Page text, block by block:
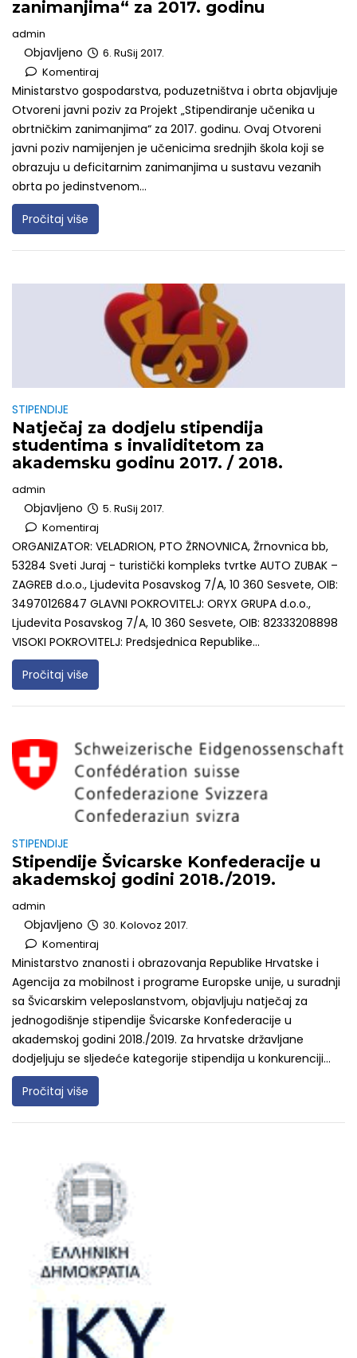
zanimanjima“ za 2017. godinu
admin
Objavljeno
6. RuSij 2017.
Komentiraj
Ministarstvo gospodarstva, poduzetništva i obrta objavljuje
Otvoreni javni poziv za Projekt „Stipendiranje učenika u
obrtničkim zanimanjima“ za 2017. godinu. Ovaj Otvoreni
javni poziv namijenjen je učenicima srednjih škola koji se
obrazuju u deficitarnim zanimanjima u sustavu vezanih
obrta po jedinstvenom...
Pročitaj više
STIPENDIJE
Natječaj za dodjelu stipendija
studentima s invaliditetom za
akademsku godinu 2017. / 2018.
admin
Objavljeno
5. RuSij 2017.
Komentiraj
ORGANIZATOR: VELADRION, PTO ŽRNOVNICA, Žrnovnica bb,
53284 Sveti Juraj - turistički kompleks tvrtke AUTO ZUBAK –
ZAGREB d.o.o., Ljudevita Posavskog 7/A, 10 360 Sesvete, OIB:
34970126847 GLAVNI POKROVITELJ: ORYX GRUPA d.o.o.,
Ljudevita Posavskog 7/A, 10 360 Sesvete, OIB: 82333208898
VISOKI POKROVITELJ: Predsjednica Republike...
Pročitaj više
STIPENDIJE
Stipendije Švicarske Konfederacije u
akademskoj godini 2018./2019.
admin
Objavljeno
30. Kolovoz 2017.
Komentiraj
Ministarstvo znanosti i obrazovanja Republike Hrvatske i
Agencija za mobilnost i programe Europske unije, u suradnji
sa Švicarskim veleposlanstvom, objavljuju natječaj za
jednogodišnje stipendije Švicarske Konfederacije u
akademskoj godini 2018./2019. Za hrvatske državljane
dodjeljuju se sljedeće kategorije stipendija u konkurenciji...
Pročitaj više